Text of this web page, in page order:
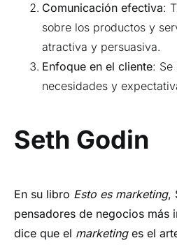
Comunicación efectiva:
sobre los productos y
atractiva y persuasiva.
Enfoque en el cliente: Se
necesidades y
Seth Godin
En su libro Esto es marketing,
pensadores de negocios más
dice que el marketing es el